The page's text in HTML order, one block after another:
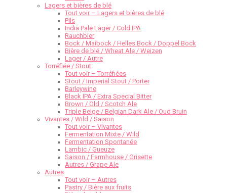
Lagers et bières de blé
Tout voir – Lagers et bières de blé
Pils
India Pale Lager / Cold IPA
Rauchbier
Bock / Maibock / Helles Bock / Doppel Bock
Bière de blé / Wheat Ale / Weizen
Lager / Autre
Torréfiée / Stout
Tout voir – Torréfiées
Stout / Imperial Stout / Porter
Barleywine
Black IPA / Extra Special Bitter
Brown / Old / Scotch Ale
Triple Belge / Belgian Dark Ale / Oud Bruin
Vivantes / Wild / Saison
Tout voir – Vivantes
Fermentation Mixte / Wild
Fermentation Spontanée
Lambic / Gueuze
Saison / Farmhouse / Grisette
Autres / Grape Ale
Autres
Tout voir – Autres
Pastry / Bière aux fruits